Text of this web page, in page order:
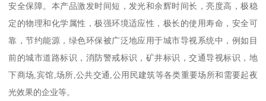
安全保障。本产品激发时间短，发光和余辉时间长，亮度高，极稳
定的物理和化学属性，极强环境适应性，极长的使用寿命，安全可
靠，节约能源，绿色环保被广泛地应用于城市导视系统中，例如目
前的城市道路标识，消防警戒标识，矿井标识，交通导视标识，地
下商场,宾馆,场所,公共交通,公用民建筑等各类重要场所和需要起夜
光效果的企业等。